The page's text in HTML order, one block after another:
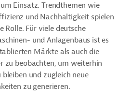
Einsatz. Trendthemen wie
und Nachhaltigkeit spielen
Rolle. Für viele deutsche
und Anlagenbaus ist es
Märkte als auch die
zu beobachten, um weiterhin
und zugleich neue
zu generieren.